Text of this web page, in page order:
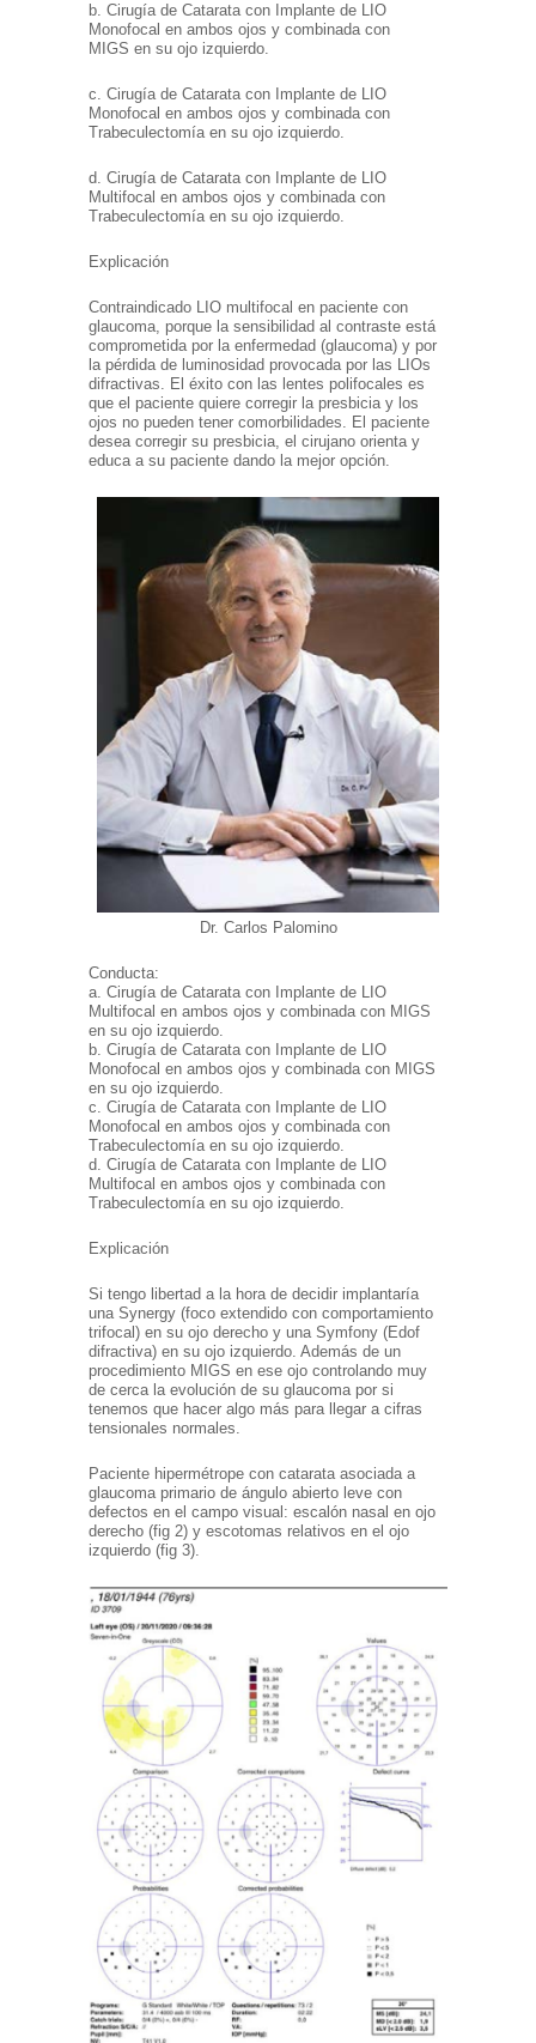
b. Cirugía de Catarata con Implante de LIO
Monofocal en ambos ojos y combinada con
MIGS en su ojo izquierdo.
c. Cirugía de Catarata con Implante de LIO
Monofocal en ambos ojos y combinada con
Trabeculectomía en su ojo izquierdo.
d. Cirugía de Catarata con Implante de LIO
Multifocal en ambos ojos y combinada con
Trabeculectomía en su ojo izquierdo.
Explicación
Contraindicado LIO multifocal en paciente con
glaucoma, porque la sensibilidad al contraste está
comprometida por la enfermedad (glaucoma) y por
la pérdida de luminosidad provocada por las LIOs
difractivas. El éxito con las lentes polifocales es
que el paciente quiere corregir la presbicia y los
ojos no pueden tener comorbilidades. El paciente
desea corregir su presbicia, el cirujano orienta y
educa a su paciente dando la mejor opción.
Dr. Carlos Palomino
Conducta:
a. Cirugía de Catarata con Implante de LIO
Multifocal en ambos ojos y combinada con MIGS
en su ojo izquierdo.
b. Cirugía de Catarata con Implante de LIO
Monofocal en ambos ojos y combinada con MIGS
en su ojo izquierdo.
c. Cirugía de Catarata con Implante de LIO
Monofocal en ambos ojos y combinada con
Trabeculectomía en su ojo izquierdo.
d. Cirugía de Catarata con Implante de LIO
Multifocal en ambos ojos y combinada con
Trabeculectomía en su ojo izquierdo.
Explicación
Si tengo libertad a la hora de decidir implantaría
una Synergy (foco extendido con comportamiento
trifocal) en su ojo derecho y una Symfony (Edof
difractiva) en su ojo izquierdo. Además de un
procedimiento MIGS en ese ojo controlando muy
de cerca la evolución de su glaucoma por si
tenemos que hacer algo más para llegar a cifras
tensionales normales.
Paciente hipermétrope con catarata asociada a
glaucoma primario de ángulo abierto leve con
defectos en el campo visual: escalón nasal en ojo
derecho (fig 2) y escotomas relativos en el ojo
izquierdo (fig 3).